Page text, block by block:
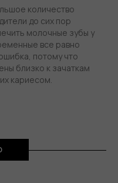
количество
до сих пор
молочные зубы у
все равно
потому что
близко к зачаткам
кариесом.